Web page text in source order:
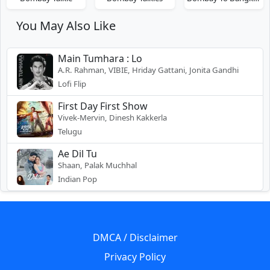
You May Also Like
Main Tumhara : Lo
A.R. Rahman, VIBIE, Hriday Gattani, Jonita Gandhi
Lofi Flip
First Day First Show
Vivek-Mervin, Dinesh Kakkerla
Telugu
Ae Dil Tu
Shaan, Palak Muchhal
Indian Pop
DMCA / Disclaimer
Privacy Policy